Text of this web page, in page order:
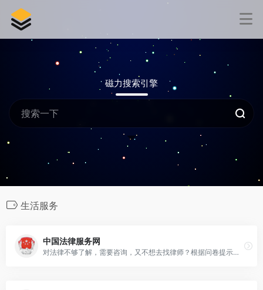
磁力搜索引擎
生活服务
中国法律服务网
对法律不够了解，需要咨询，又不想去找律师？根据问卷提示填写相关信息，在线为你免费出具法律意见书，供参考。这是[…]